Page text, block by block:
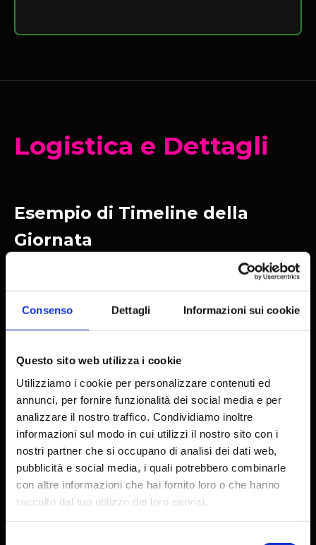
Consenso Dettagli Informazioni sui cookie
Questo sito web utilizza i cookie
Utilizziamo i cookie per personalizzare contenuti ed
annunci, per fornire funzionalità dei social media e per
analizzare il nostro traffico. Condividiamo inoltre
informazioni sul modo in cui utilizzi il nostro sito con i
nostri partner che si occupano di analisi dei dati web,
pubblicità e social media, i quali potrebbero combinarle
con altre informazioni che hai fornito loro o che hanno
raccolto dal tuo utilizzo dei loro servizi.
Logistica e Dettagli
Esempio di Timeline della
Giornata
10:30
Briefing tecnico centralizzato e partenza ufficiale
dell'evento
12:30
Orario massimo di arrivo e chiusura dei quiz sulla
WebApp